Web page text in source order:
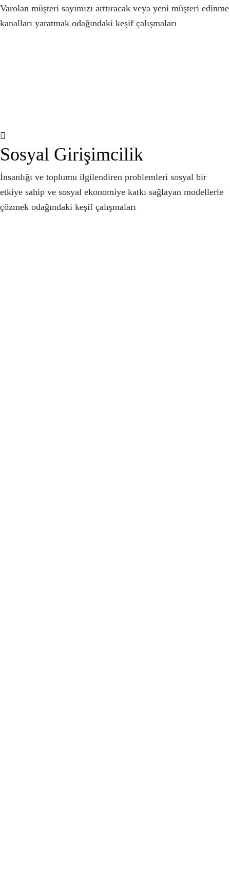
Varolan müşteri sayımızı arttıracak veya yeni müşteri edinme
kanalları yaratmak odağındaki keşif çalışmaları
Sosyal Girişimcilik
İnsanlığı ve toplumu ilgilendiren problemleri sosyal bir
etkiye sahip ve sosyal ekonomiye katkı sağlayan modellerle
çözmek odağındaki keşif çalışmaları